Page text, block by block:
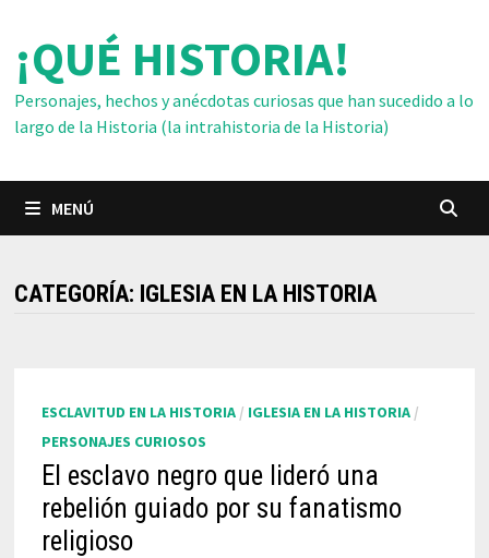
contenido
¡QUÉ HISTORIA!
Personajes, hechos y anécdotas curiosas que han sucedido a lo
largo de la Historia (la intrahistoria de la Historia)
MENÚ
CATEGORÍA: IGLESIA EN LA HISTORIA
ESCLAVITUD EN LA HISTORIA/ IGLESIA EN LA HISTORIA/
PERSONAJES CURIOSOS
El esclavo negro que lideró una
rebelión guiado por su fanatismo
religioso